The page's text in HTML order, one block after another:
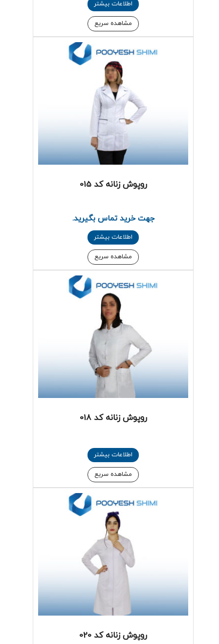
اطلاعات بیشتر
مشاهده سریع
روپوش زنانه کد 015
جهت خرید تماس بگیرید.
اطلاعات بیشتر
مشاهده سریع
روپوش زنانه کد 018
اطلاعات بیشتر
مشاهده سریع
روپوش زنانه کد 020